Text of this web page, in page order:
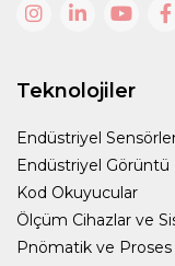
Teknolojiler
Endüstriyel
Endüstriyel
Kod Okuyucular
Ölçüm Cihazlar ve
Pnömatik ve